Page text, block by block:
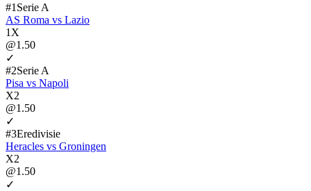
#1 Serie A
AS Roma vs Lazio
1X
@1.50
✓
#2Serie A
Pisa vs Napoli
X2
@1.50
✓
#3Eredivisie
Heracles vs Groningen
X2
@1.50
✓